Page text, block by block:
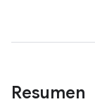
Resumen